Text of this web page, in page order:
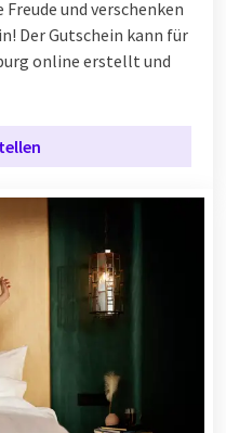
und verschenken
Der Gutschein kann für
online erstellt und